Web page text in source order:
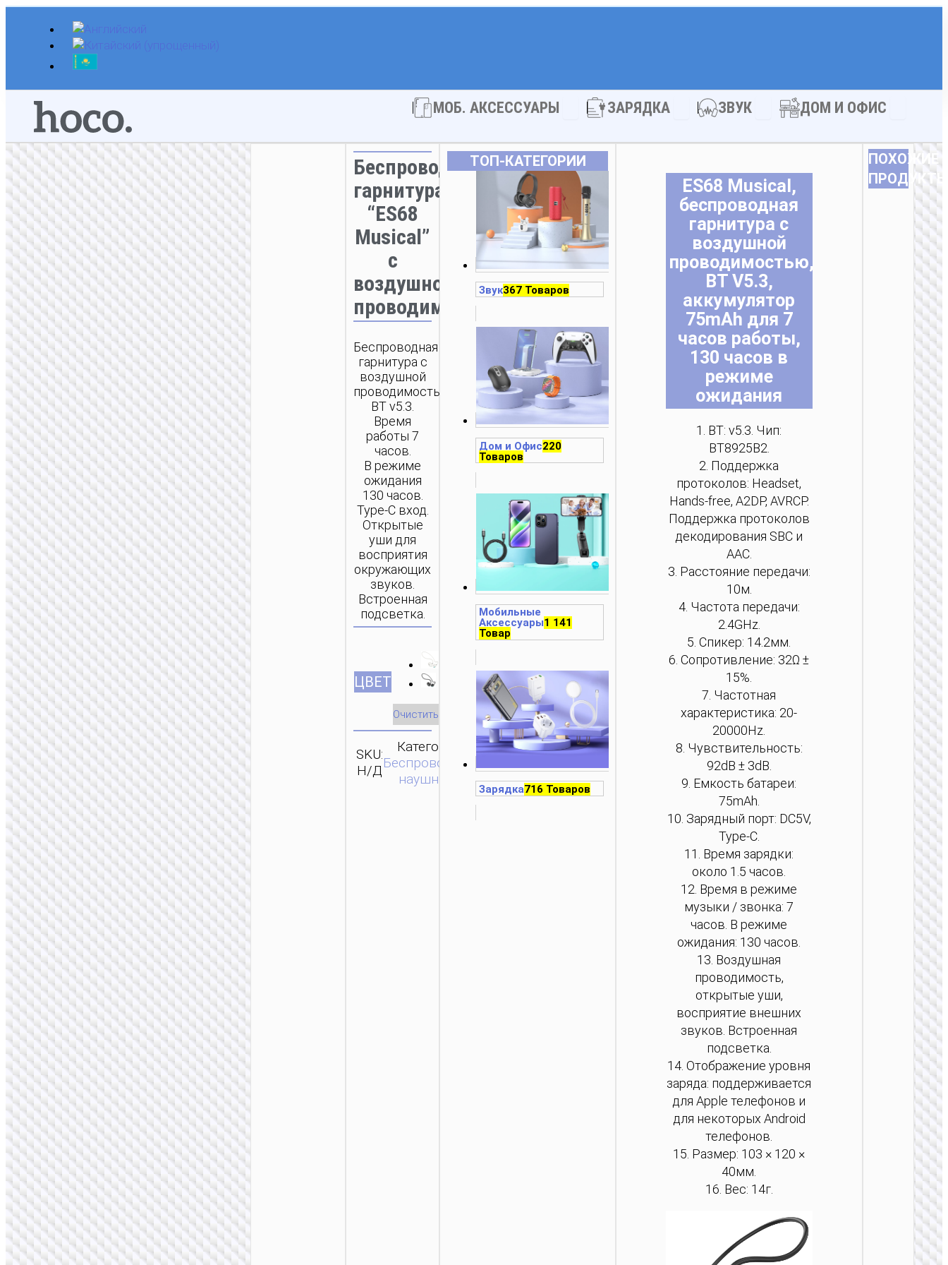
Перейти
содержимому
МОБ. АКСЕССУАРЫ Open МОБ. АКСЕССУАРЫ
ЗАРЯДКА Open ЗАРЯДКА
ЗВУК Open ЗВУКДОМ И ОФИС
Беспроводная
гарнитура
“ES68
Musical”
с
воздушной
проводимостью
Беспроводная
гарнитура с
воздушной
проводимостью.
BT v5.3.
Время
работы 7
часов.
В режиме
ожидания
130 часов.
Type-C вход.
Открытые
уши для
восприятия
окружающих
звуков.
Встроенная
подсветка.
ЦВЕТ
Очистить
SKU:
Н/Д
Категория:
Беспроводные
наушники
ЗАПРОС
ТОП‑КАТЕГОРИИ
Звук367 Товаров
Дом и Офис220
Товаров
Мобильные
Аксессуары1 141
Товар
Зарядка716 Товаров
ES68 Musical,
беспроводная
гарнитура с
воздушной
проводимостью,
BT V5.3,
аккумулятор
75mAh для 7
часов работы,
130 часов в
режиме
ожидания
1. BT: v5.3. Чип:
BT8925B2.
2. Поддержка
протоколов: Headset,
Hands-free, A2DP, AVRCP.
Поддержка протоколов
декодирования SBC и
AAC.
3. Расстояние передачи:
10м.
4. Частота передачи:
2.4GHz.
5. Спикер: 14.2мм.
6. Сопротивление: 32Ω ±
15%.
7. Частотная
характеристика: 20-
20000Hz.
8. Чувствительность:
92dB ± 3dB.
9. Емкость батареи:
75mAh.
10. Зарядный порт: DC5V,
Type-C.
11. Время зарядки:
около 1.5 часов.
12. Время в режиме
музыки / звонка: 7
часов. В режиме
ожидания: 130 часов.
13. Воздушная
проводимость,
открытые уши,
восприятие внешних
звуков. Встроенная
подсветка.
14. Отображение уровня
заряда: поддерживается
для Apple телефонов и
для некоторых Android
телефонов.
15. Размер: 103 × 120 ×
40мм.
16. Вес: 14г.
ПОХОЖИЕ
ПРОДУКТЫ
“W62
“W54
и